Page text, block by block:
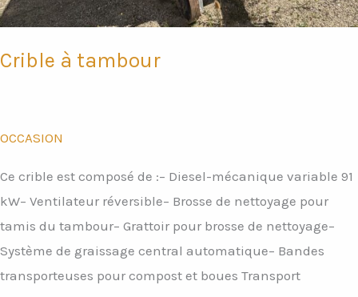
Crible à tambour
OCCASION
Ce crible est composé de :– Diesel-mécanique variable 91
kW– Ventilateur réversible– Brosse de nettoyage pour
tamis du tambour– Grattoir pour brosse de nettoyage–
Système de graissage central automatique– Bandes
transporteuses pour compost et boues Transport